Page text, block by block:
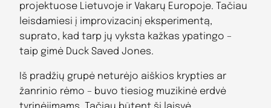
projektuose Lietuvoje ir Vakarų Europoje. Tačiau
leisdamiesi į improvizacinį eksperimentą,
suprato, kad tarp jų vyksta kažkas ypatingo –
taip gimė Duck Saved Jones.
Iš pradžių grupė neturėjo aiškios krypties ar
žanrinio rėmo – buvo tiesiog muzikinė erdvė